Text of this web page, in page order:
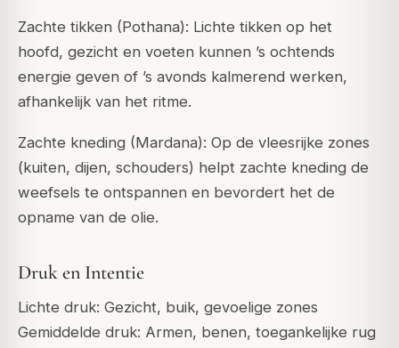
Zachte tikken (Pothana): Lichte tikken op het
hoofd, gezicht en voeten kunnen ’s ochtends
energie geven of ’s avonds kalmerend werken,
afhankelijk van het ritme.
Zachte kneding (Mardana): Op de vleesrijke zones
(kuiten, dijen, schouders) helpt zachte kneding de
weefsels te ontspannen en bevordert het de
opname van de olie.
Druk en Intentie
Lichte druk: Gezicht, buik, gevoelige zones
Gemiddelde druk: Armen, benen, toegankelijke rug